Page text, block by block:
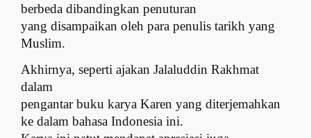
berbeda dibandingkan penuturan
yang disampaikan oleh para penulis tarikh yang
Muslim.
Akhirnya, seperti ajakan Jalaluddin Rakhmat
dalam
pengantar buku karya Karen yang diterjemahkan
ke dalam bahasa Indonesia ini.